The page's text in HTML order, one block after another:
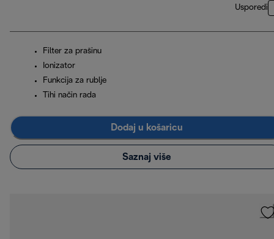
Usporedi
Filter za prašinu
Ionizator
Funkcija za rublje
Tihi način rada
Dodaj u košaricu
Saznaj više